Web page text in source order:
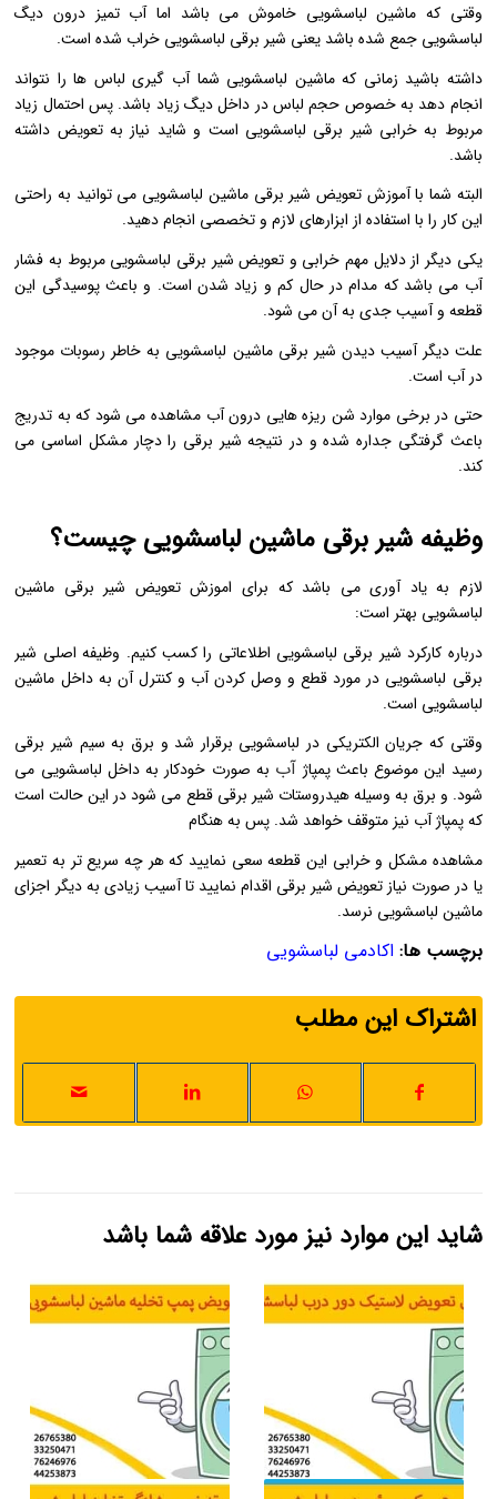
وقتی که ماشین لباسشویی خاموش می باشد اما آب تمیز درون دیگ
لباسشویی جمع شده باشد یعنی شیر برقی لباسشویی خراب شده است.
داشته باشید زمانی که ماشین لباسشویی شما آب گیری لباس ها را نتواند
انجام دهد به خصوص حجم لباس در داخل دیگ زیاد باشد. پس احتمال زیاد
مربوط به خرابی شیر برقی لباسشویی است و شاید نیاز به تعویض داشته
باشد.
البته شما با آموزش تعویض شیر برقی ماشین لباسشویی می توانید به راحتی
این کار را با استفاده از ابزارهای لازم و تخصصی انجام دهید.
یکی دیگر از دلایل مهم خرابی و تعویض شیر برقی لباسشویی مربوط به فشار
آب می باشد که مدام در حال کم و زیاد شدن است. و باعث پوسیدگی این
قطعه و آسیب جدی به آن می شود.
علت دیگر آسیب دیدن شیر برقی ماشین لباسشویی به خاطر رسوبات موجود
در آب است.
حتی در برخی موارد شن ریزه هایی درون آب مشاهده می شود که به تدریج
باعث گرفتگی جداره شده و در نتیجه شیر برقی را دچار مشکل اساسی می
کند.
وظیفه شیر برقی ماشین لباسشویی چیست؟
لازم به یاد آوری می باشد که برای اموزش تعویض شیر برقی ماشین
لباسشویی بهتر است:
درباره کارکرد شیر برقی لباسشویی اطلاعاتی را کسب کنیم. وظیفه اصلی شیر
برقی لباسشویی در مورد قطع و وصل کردن آب و کنترل آن به داخل ماشین
لباسشویی است.
وقتی که جریان الکتریکی در لباسشویی برقرار شد و برق به سیم شیر برقی
رسید این موضوع باعث پمپاژ آب به صورت خودکار به داخل لباسشویی می
شود. و برق به وسیله هیدروستات شیر برقی قطع می شود در این حالت است
که پمپاژ آب نیز متوقف خواهد شد. پس به هنگام
مشاهده مشکل و خرابی این قطعه سعی نمایید که هر چه سریع تر به تعمیر
یا در صورت نیاز تعویض شیر برقی اقدام نمایید تا آسیب زیادی به دیگر اجزای
ماشین لباسشویی نرسد.
برچسب ها: اکادمی لباسشویی
اشتراک این مطلب
شاید این موارد نیز مورد علاقه شما باشد